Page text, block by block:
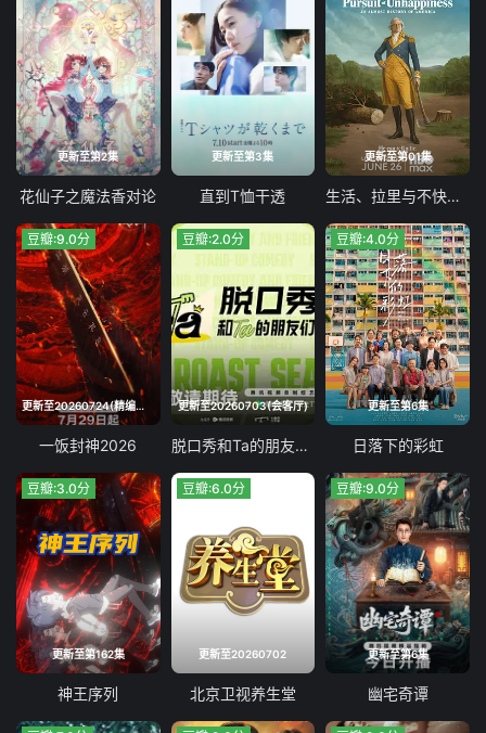
更新至第2集
花仙子之魔法香对论
更新至第3集
直到T恤干透
更新至第01集
生活、拉里与不快乐的追求：一部美国史
更新至20260724(精编回顾)
豆瓣:9.0分
一饭封神2026
更新至20260703(会客厅)
豆瓣:2.0分
脱口秀和Ta的朋友们 第三季
更新至第6集
豆瓣:4.0分
日落下的彩虹
更新至第162集
豆瓣:3.0分
神王序列
更新至20260702
豆瓣:6.0分
北京卫视养生堂
更新至第6集
豆瓣:9.0分
幽宅奇谭